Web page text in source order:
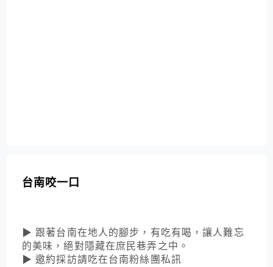
台南咬一口
▶ 跟著台南在地人的腳步，有吃有喝，讓人難忘
的美味，絕對隱藏在庶民巷弄之中。
▶ 邀約採訪請吃在台南粉絲團私訊